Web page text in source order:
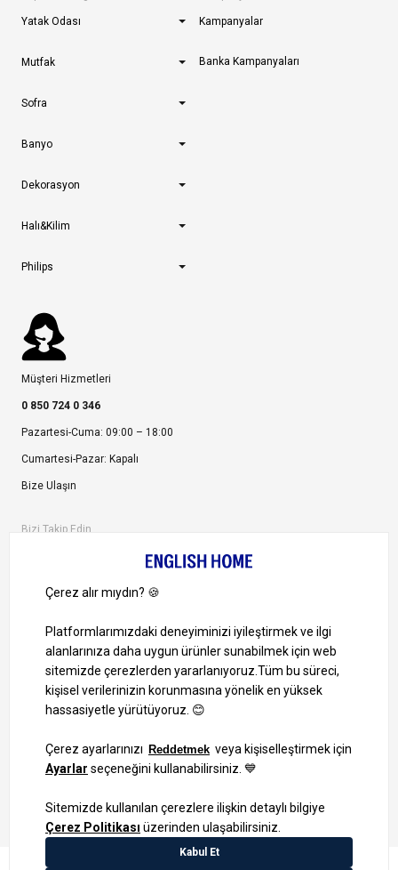
Yatak Odası
Mutfak
Sofra
Banyo
Dekorasyon
Halı&Kilim
Philips
Kampanyalar
Banka Kampanyaları
Müşteri Hizmetleri
0 850 724 0 346
Pazartesi-Cuma: 09:00 – 18:00
Cumartesi-Pazar: Kapalı
Bize Ulaşın
Bizi Takip Edin
1000 TL ve Üzeri Alışverişlerinizde Kargo Bedava!
Bilgi Toplum Hizmetleri
KVKK Veri İşleme Politikamız
Site Haritası